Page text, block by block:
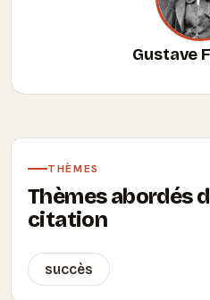
Gustave
THÈMES
Thèmes abordés
citation
succès